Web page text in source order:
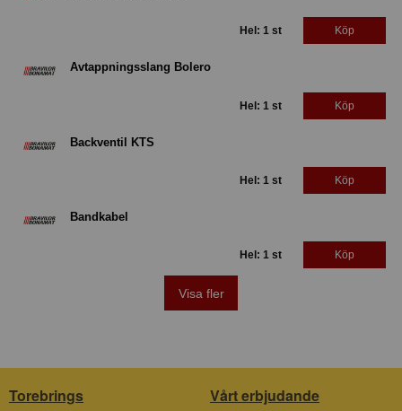
Hel: 1 st Köp
Avtappningsslang Bolero
Hel: 1 st Köp
Backventil KTS
Hel: 1 st Köp
Bandkabel
Hel: 1 st Köp
Visa fler
Torebrings Vårt erbjudande